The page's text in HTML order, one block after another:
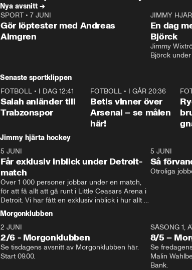
Nya avsnitt →
SPORT • 7 JUNI
Gör löptester med Andreas
Almgren
JIMMY
En dag
Björck
Jimmy
Björck
Senaste sportklippen
FOTBOLL • I DAG 12:41
Salah anländer till
Trabzonspor
FOTBOLL • I GÅR 20:36
Betis vinner över
Arsenal – se målen
här!
Jimmy hjärta hockey
5 JUNI
Får exklusiv inblick under Detroit-
match
Över 1 000 personer jobbar under en match,
för att få allt att gå runt i Little Ceasars Arena i
Detroit. Vi har fått en exklusiv inblick i hur allt
fungerar inför och under match i världens
bästa hockeyliga
5 JUNI
Så
Otroliga
Morgonklubben
2 JUNI
2/6 - Morgonklubben
Se tisdagens avsnitt av Morgonklubben här.
SÄSONG 1,
8/5 –
Se
Malin
Bank.